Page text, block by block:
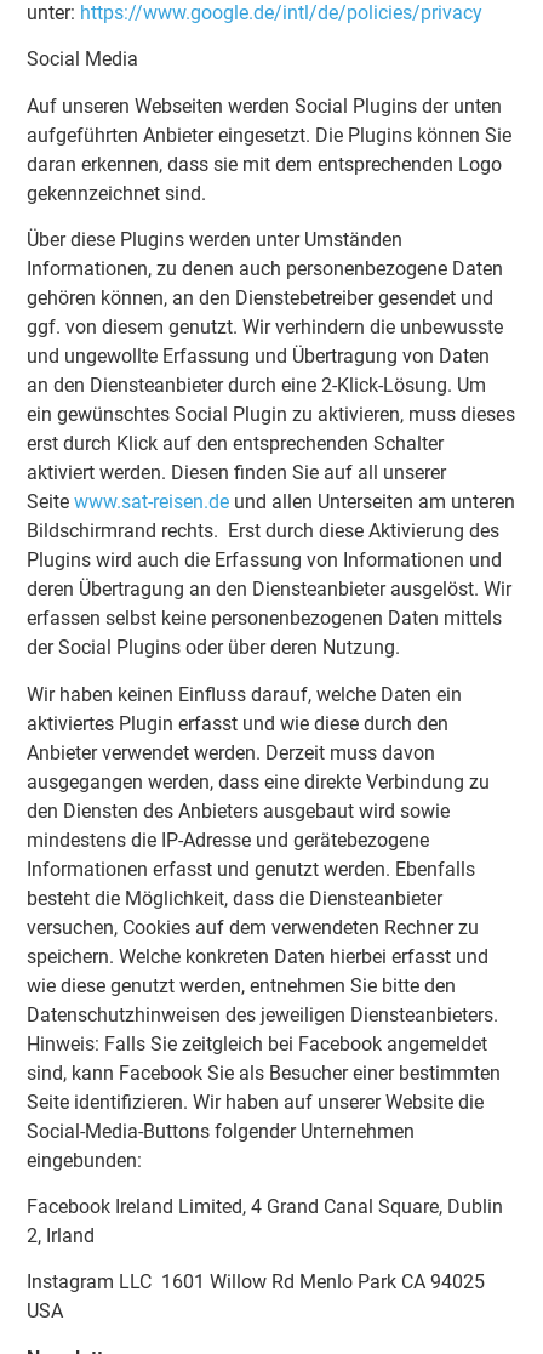
unter: https://www.google.de/intl/de/policies/privacy
Social Media
Auf unseren Webseiten werden Social Plugins der unten
aufgeführten Anbieter eingesetzt. Die Plugins können Sie
daran erkennen, dass sie mit dem entsprechenden Logo
gekennzeichnet sind.
Über diese Plugins werden unter Umständen
Informationen, zu denen auch personenbezogene Daten
gehören können, an den Dienstebetreiber gesendet und
ggf. von diesem genutzt. Wir verhindern die unbewusste
und ungewollte Erfassung und Übertragung von Daten
an den Diensteanbieter durch eine 2-Klick-Lösung. Um
ein gewünschtes Social Plugin zu aktivieren, muss dieses
erst durch Klick auf den entsprechenden Schalter
aktiviert werden. Diesen finden Sie auf all unserer
Seitewww.sat-reisen.de und allen Unterseiten am unteren
Bildschirmrand rechts. Erst durch diese Aktivierung des
Plugins wird auch die Erfassung von Informationen und
deren Übertragung an den Diensteanbieter ausgelöst. Wir
erfassen selbst keine personenbezogenen Daten mittels
der Social Plugins oder über deren Nutzung.
Wir haben keinen Einfluss darauf, welche Daten ein
aktiviertes Plugin erfasst und wie diese durch den
Anbieter verwendet werden. Derzeit muss davon
ausgegangen werden, dass eine direkte Verbindung zu
den Diensten des Anbieters ausgebaut wird sowie
mindestens die IP-Adresse und gerätebezogene
Informationen erfasst und genutzt werden. Ebenfalls
besteht die Möglichkeit, dass die Diensteanbieter
versuchen, Cookies auf dem verwendeten Rechner zu
speichern. Welche konkreten Daten hierbei erfasst und
wie diese genutzt werden, entnehmen Sie bitte den
Datenschutzhinweisen des jeweiligen Diensteanbieters.
Hinweis: Falls Sie zeitgleich bei Facebook angemeldet
sind, kann Facebook Sie als Besucher einer bestimmten
Seite identifizieren. Wir haben auf unserer Website die
Social-Media-Buttons folgender Unternehmen
eingebunden:
Facebook Ireland Limited, 4 Grand Canal Square, Dublin
2, Irland
Instagram LLC 1601 Willow Rd Menlo Park CA 94025
USA